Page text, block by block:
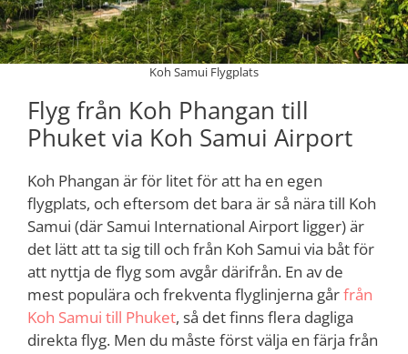
Koh Samui Flygplats
Flyg från Koh Phangan till
Phuket via Koh Samui Airport
Koh Phangan är för litet för att ha en egen
flygplats, och eftersom det bara är så nära till Koh
Samui (där Samui International Airport ligger) är
det lätt att ta sig till och från Koh Samui via båt för
att nyttja de flyg som avgår därifrån. En av de
mest populära och frekventa flyglinjerna gårfrån
Koh Samui till Phuket, så det finns flera dagliga
direkta flyg. Men du måste först välja en färja från